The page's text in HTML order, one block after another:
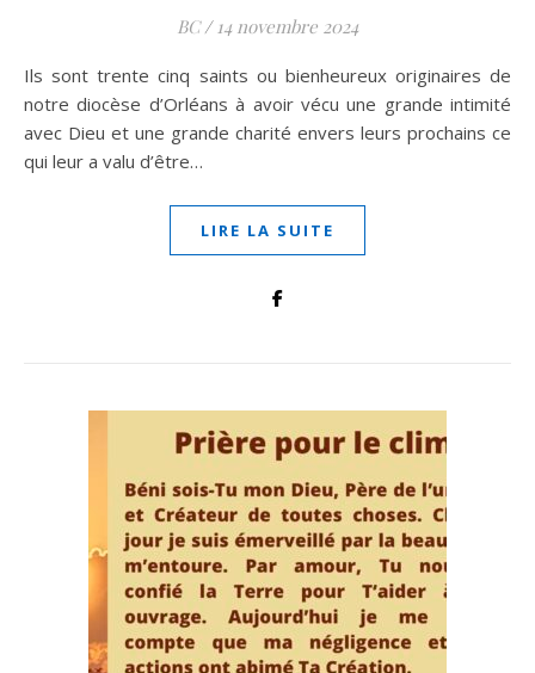
BC / 14 novembre 2024
Ils sont trente cinq saints ou bienheureux originaires de
notre diocèse d’Orléans à avoir vécu une grande intimité
avec Dieu et une grande charité envers leurs prochains ce
qui leur a valu d’être…
LIRE LA SUITE